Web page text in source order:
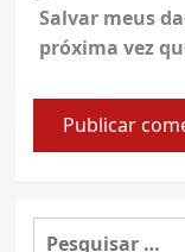
Salvar meus
próxima vez
Pesquisar